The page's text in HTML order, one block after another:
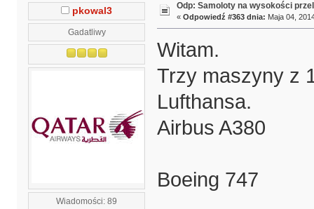
pkowal3
Gadatliwy
Wiadomości: 89
Odp: Samoloty na wysokości
« Odpowiedź #363 dnia: Maja 04,
Witam.
Trzy maszyny z
Lufthansa.
Airbus A380
Boeing 747